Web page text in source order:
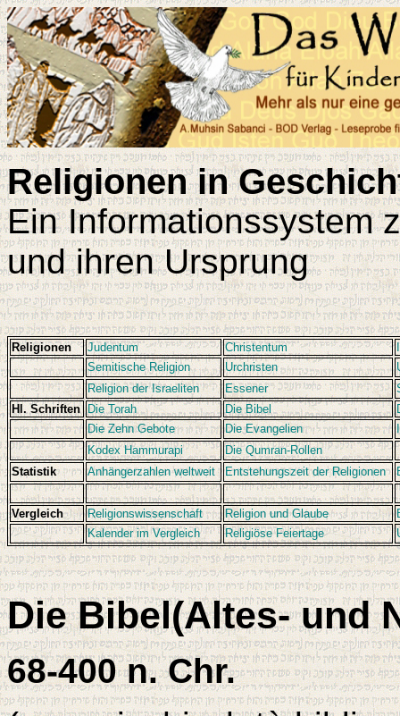
Religionen in
Ein Informationssystem
und ihren Ursprung
Religionen Judentum Christentum
Semitische Religion
Urchristen
Religion der Israeliten
Essener
Hl. Schriften Die Torah Die Bibel
Die Zehn Gebote
Die Evangelien
Kodex Hammurapi
Die Qumran-Rollen
Statistik
Anhängerzahlen weltweit Entstehungszeit der Religionen
Vergleich Religionswissenschaft Religion und Glaube
Kalender im Vergleich
Religiöse Feiertage
Die Bibel(Altes- und
68-400 n. Chr.